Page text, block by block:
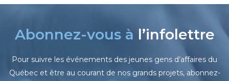
Abonnez-vous à l’infolettre
Pour suivre les événements des jeunes gens d’affaires du
Québec et être au courant de nos grands projets, abonnez-